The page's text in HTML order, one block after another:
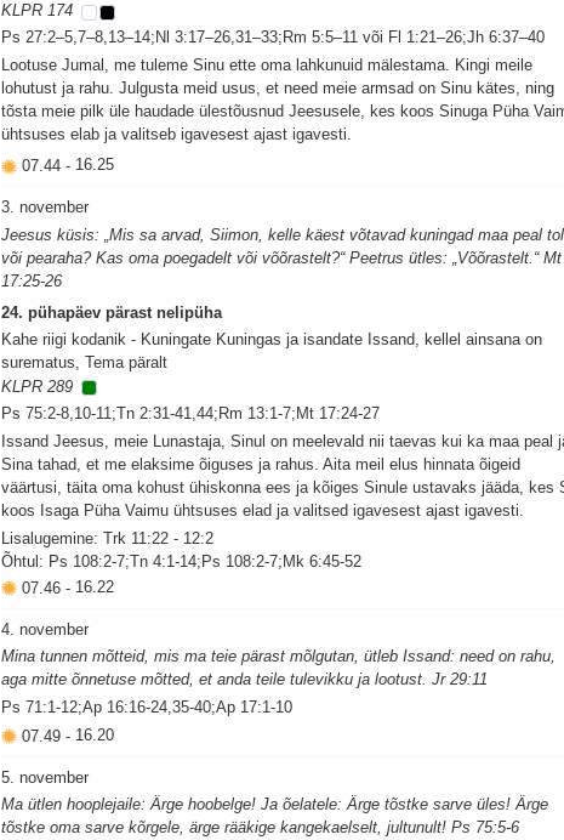
KLPR 174
Ps 27:2–5,7–8,13–14;Nl 3:17–26,31–33;Rm 5:5–11 või Fl 1:21–26;Jh 6:37–40
Lootuse Jumal, me tuleme Sinu ette oma lahkunuid mälestama. Kingi meile
lohutust ja rahu. Julgusta meid usus, et need meie armsad on Sinu kätes, ning
tõsta meie pilk üle haudade ülestõusnud Jeesusele, kes koos Sinuga Püha
ühtsuses elab ja valitseb igavesest ajast igavesti.
07.44 - 16.25
3. november
Jeesus küsis: „Mis sa arvad, Siimon, kelle käest võtavad kuningad maa peal
või pearaha? Kas oma poegadelt või võõrastelt?“ Peetrus ütles: „Võõrastelt.“ Mt
17:25-26
24. pühapäev pärast nelipüha
Kahe riigi kodanik - Kuningate Kuningas ja isandate Issand, kellel ainsana on
surematus, Tema päralt
KLPR 289
Ps 75:2-8,10-11;Tn 2:31-41,44;Rm 13:1-7;Mt 17:24-27
Issand Jeesus, meie Lunastaja, Sinul on meelevald nii taevas kui ka maa peal
Sina tahad, et me elaksime õiguses ja rahus. Aita meil elus hinnata õigeid
väärtusi, täita oma kohust ühiskonna ees ja kõiges Sinule ustavaks jääda, kes
koos Isaga Püha Vaimu ühtsuses elad ja valitsed igavesest ajast igavesti.
Lisalugemine: Trk 11:22 - 12:2
Õhtul: Ps 108:2-7;Tn 4:1-14;Ps 108:2-7;Mk 6:45-52
07.46 - 16.22
4. november
Mina tunnen mõtteid, mis ma teie pärast mõlgutan, ütleb Issand: need on rahu,
aga mitte õnnetuse mõtted, et anda teile tulevikku ja lootust. Jr 29:11
Ps 71:1-12;Ap 16:16-24,35-40;Ap 17:1-10
07.49 - 16.20
5. november
Ma ütlen hooplejaile: Ärge hoobelge! Ja õelatele: Ärge tõstke sarve üles! Ärge
tõstke oma sarve kõrgele, ärge rääkige kangekaelselt, jultunult! Ps 75:5-6